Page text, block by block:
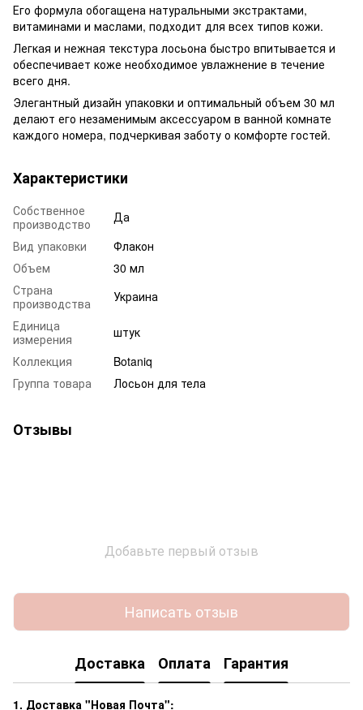
Его формула обогащена натуральными экстрактами,
витаминами и маслами, подходит для всех типов кожи.
Легкая и нежная текстура лосьона быстро впитывается и
обеспечивает коже необходимое увлажнение в течение
всего дня.
Элегантный дизайн упаковки и оптимальный объем 30 мл
делают его незаменимым аксессуаром в ванной комнате
каждого номера, подчеркивая заботу о комфорте гостей.
Характеристики
Собственное
производство
Да
Вид упаковки
Флакон
Объем
30 мл
Страна
производства
Украина
Единица
измерения
штук
Коллекция
Botaniq
Группа товара
Лосьон для тела
Отзывы
Добавьте первый отзыв
Написать отзыв
Доставка Оплата Гарантия
1. Доставка "Новая Почта":